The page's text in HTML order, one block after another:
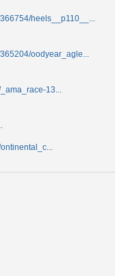
heels__p110__...
oodyear_agle...
13...